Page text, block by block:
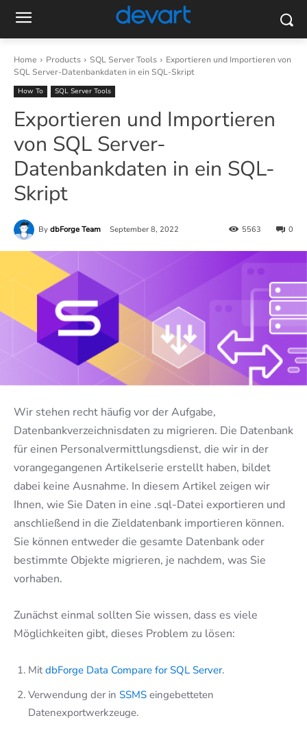
Home Products SQL Server Tools
Exportieren und Importieren von
SQL Server-Datenbankdaten in ein SQL-Skript
How To SQL Server Tools
Exportieren und Importieren
von SQL Server-
Datenbankdaten in ein SQL-
Skript
By dbForge Team September 8, 2022 0
5563
Wir stehen recht häufig vor der Aufgabe,
Datenbankverzeichnisdaten zu migrieren. Die Datenbank
für einen Personalvermittlungsdienst, die wir in der
vorangegangenen Artikelserie erstellt haben, bildet
dabei keine Ausnahme. In diesem Artikel zeigen wir
Ihnen, wie Sie Daten in eine .sql-Datei exportieren und
anschließend in die Zieldatenbank importieren können.
Sie können entweder die gesamte Datenbank oder
bestimmte Objekte migrieren, je nachdem, was Sie
vorhaben.
Zunächst einmal sollten Sie wissen, dass es viele
Möglichkeiten gibt, dieses Problem zu lösen:
MitdbForge Data Compare for SQL Server.
Verwendung der in SSMS eingebetteten
Datenexportwerkzeuge.